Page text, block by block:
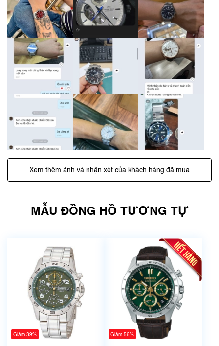
Xem thêm ảnh và nhận xét của khách hàng đã mua
MẪU ĐỒNG HỒ TƯƠNG TỰ
Giảm 39% Giảm 56%